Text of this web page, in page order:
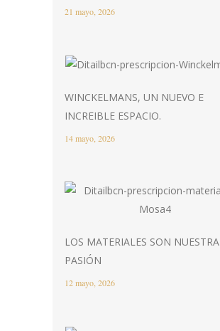
21 mayo, 2026
WINCKELMANS, UN NUEVO E
INCREIBLE ESPACIO.
14 mayo, 2026
LOS MATERIALES SON NUESTRA
PASIÓN
12 mayo, 2026